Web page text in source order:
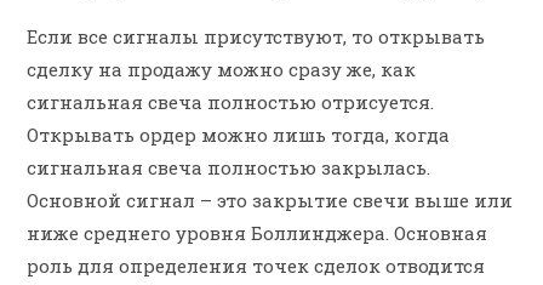
Если все сигналы присутствуют, то открывать
сделку на продажу можно сразу же, как
сигнальная свеча полностью отрисуется.
Открывать ордер можно лишь тогда, когда
сигнальная свеча полностью закрылась.
Основной сигнал – это закрытие свечи выше или
ниже среднего уровня Боллинджера. Основная
роль для определения точек сделок отводится